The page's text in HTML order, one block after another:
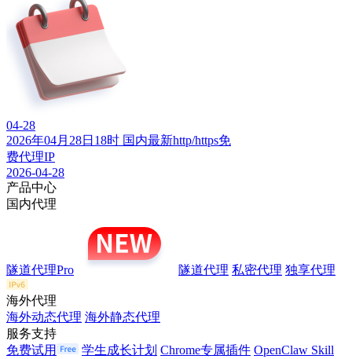
04-28
2026年04月28日18时 国内最新http/https免
费代理IP
2026-04-28
产品中心
国内代理
隧道代理Pro 隧道代理 私密代理 独享代理
海外代理
海外动态代理 海外静态代理
服务支持
免费试用
学生成长计划 Chrome专属插件 OpenClaw Skill